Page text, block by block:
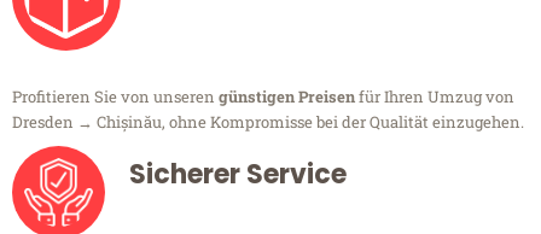
Profitieren Sie von unseren günstigen Preisenfür Ihren Umzug von
Dresden → Chișinău, ohne Kompromisse bei der Qualität einzugehen.
Sicherer Service